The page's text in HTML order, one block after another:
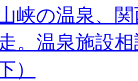
峡の温泉、
。温泉施設
）